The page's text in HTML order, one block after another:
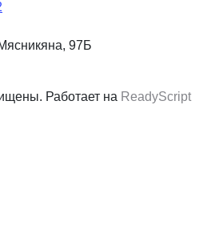
97Б
Работает на ReadyScript